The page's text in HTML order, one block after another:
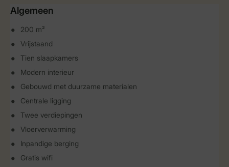
Algemeen
200 m²
Vrijstaand
Tien slaapkamers
Modern interieur
Gebouwd met duurzame materialen
Centrale ligging
Twee verdiepingen
Vloerverwarming
Inpandige berging
Gratis wifi